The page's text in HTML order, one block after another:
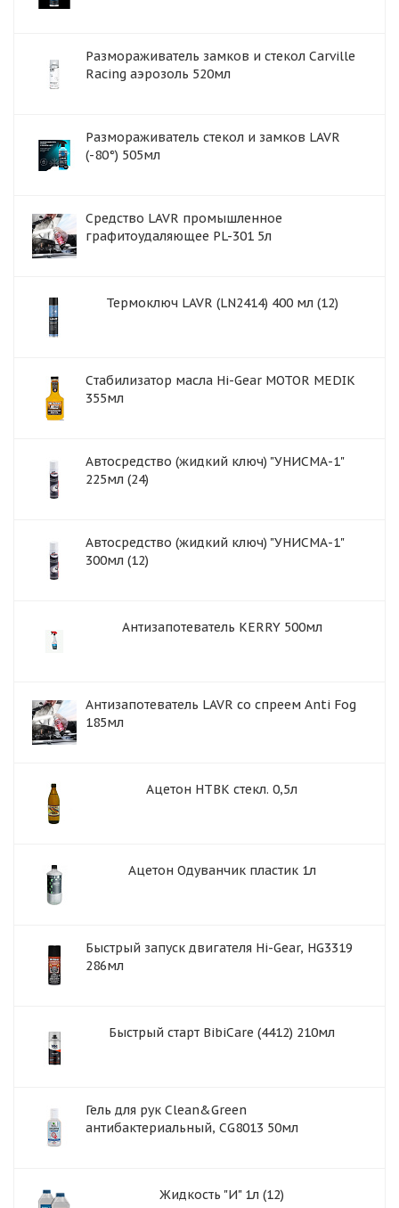
Размораживатель замков и стекол Carville
Racing аэрозоль 520мл
Размораживатель стекол и замков LAVR
(-80°) 505мл
Средство LAVR промышленное
графитоудаляющее PL-301 5л
Термоключ LAVR (LN2414) 400 мл (12)
Cтабилизатор масла Hi-Gear MOTOR MEDIK
355мл
Автосредство (жидкий ключ) "УНИСМА-1"
225мл (24)
Автосредство (жидкий ключ) "УНИСМА-1"
300мл (12)
Антизапотеватель KERRY 500мл
Антизапотеватель LAVR со спреем Anti Fog
185мл
Ацетон НТВК стекл. 0,5л
Ацетон Одуванчик пластик 1л
Быстрый запуск двигателя Hi-Gear, HG3319
286мл
Быстрый старт BibiCare (4412) 210мл
Гель для рук Clean&Green
антибактериальный, CG8013 50мл
Жидкость "И" 1л (12)